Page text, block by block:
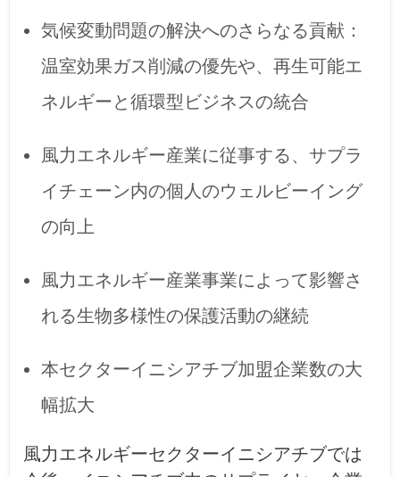
気候変動問題の解決へのさらなる貢献：
温室効果ガス削減の優先や、再生可能エ
ネルギーと循環型ビジネスの統合
風力エネルギー産業に従事する、サプラ
イチェーン内の個人のウェルビーイング
の向上
風力エネルギー産業事業によって影響さ
れる生物多様性の保護活動の継続
本セクターイニシアチブ加盟企業数の大
幅拡大
風力エネルギーセクターイニシアチブでは